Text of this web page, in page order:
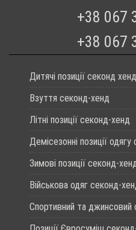
+38 067
+38 067
Дитячі позиції секонд хенд
Взуття секонд-хенд
Літні позиції секонд-хенд
Демісезонні позиції
Зимові позиції секонд-
Військова одяг секонд-
Спортивний та джинсовий